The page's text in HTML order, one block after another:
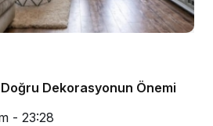
Dekorasyonun Önemi
- 23:28